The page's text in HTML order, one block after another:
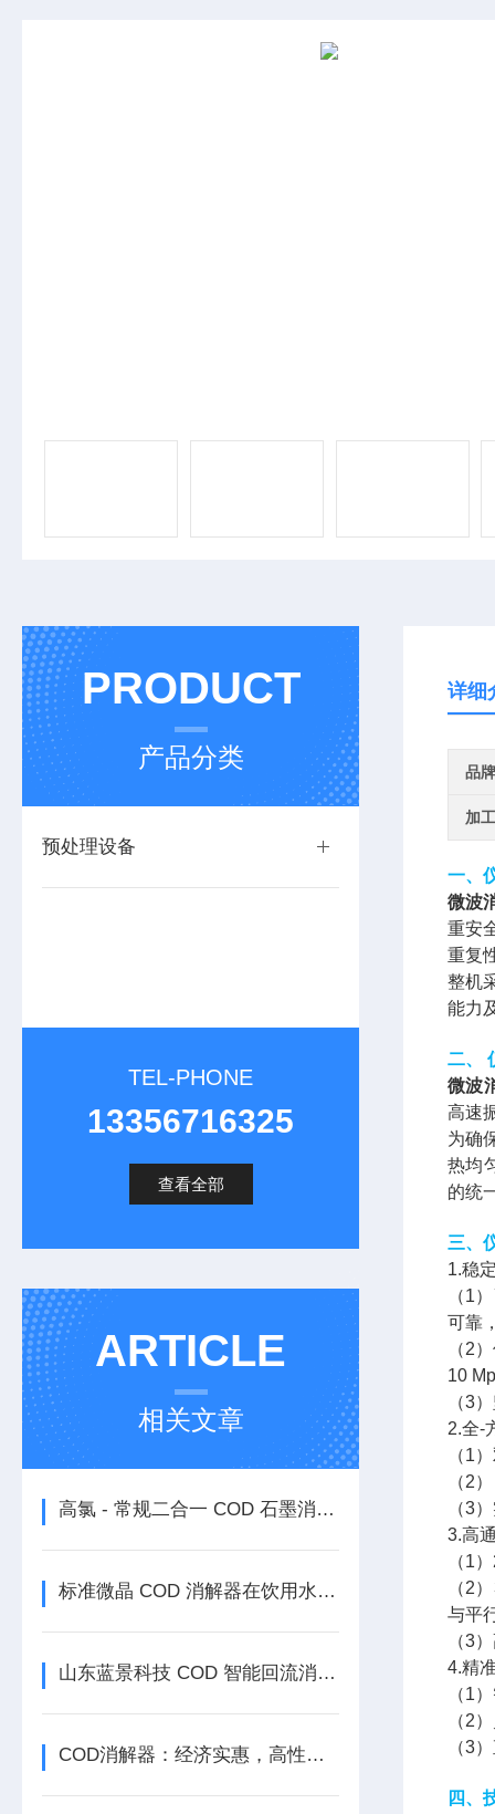
PRODUCT
产品分类
预处理设备
TEL-PHONE
13356716325
查看全部
ARTICLE
相关文章
高氯 - 常规二合一 COD 石墨消解器：高效精准的水质分析之星
标准微晶 COD 消解器在饮用水源保护中的应用
山东蓝景科技 COD 智能回流消解器：成就水质检测新典-范
COD消解器：经济实惠，高性价比的检测选择
详细
品牌
加
一、
微波
重安
重复
整机
能力
二、
微波
高速
为确
热均
的统
三、
1.稳
（1
可靠
（2
10
（3
2.全-
（1
（2
（3
3.高
（1
（2
与平
（3
4.精
（1
（2
（3
四、